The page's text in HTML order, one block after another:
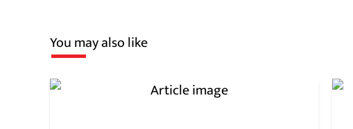
You may also like